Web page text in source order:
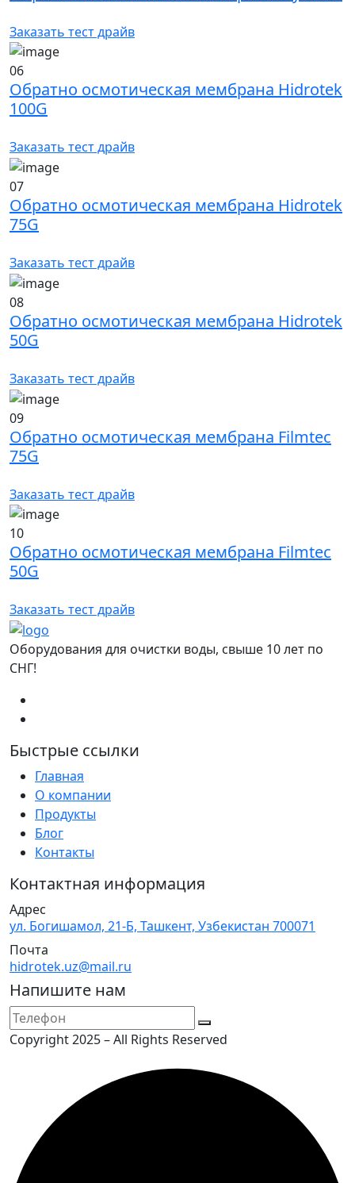
Заказать тест драйв
06
Обратно осмотическая мембрана Hidrotek
100G
Заказать тест драйв
07
Обратно осмотическая мембрана Hidrotek
75G
Заказать тест драйв
08
Обратно осмотическая мембрана Hidrotek
50G
Заказать тест драйв
09
Обратно осмотическая мембрана Filmtec
75G
Заказать тест драйв
10
Обратно осмотическая мембрана Filmtec
50G
Заказать тест драйв
Оборудования для очистки воды, свыше 10 лет по
СНГ!
Быстрые ссылки
Главная
О компании
Продукты
Блог
Контакты
Контактная информация
Адрес
ул. Богишамол, 21-Б, Ташкент, Узбекистан 700071
Почта
hidrotek.uz@mail.ru
Напишите нам
Copyright 2025 – All Rights Reserved